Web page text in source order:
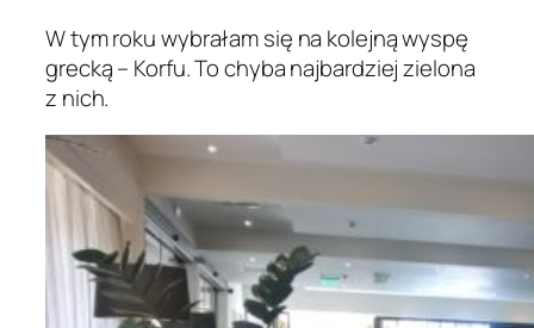
W tym roku wybrałam się na kolejną wyspę
grecką – Korfu. To chyba najbardziej zielona
z nich.